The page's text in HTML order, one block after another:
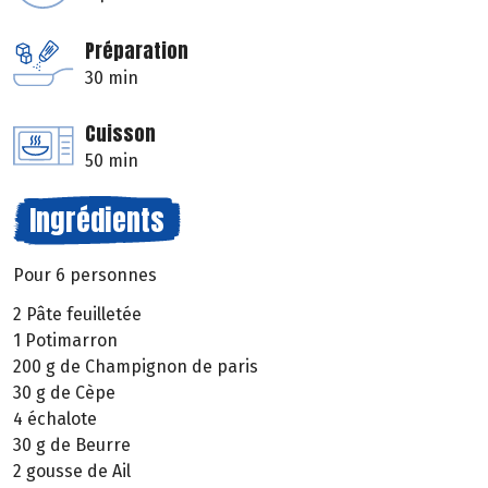
Préparation
30 min
Cuisson
50 min
Ingrédients
Pour 6 personnes
2 Pâte feuilletée
1 Potimarron
200 g de Champignon de paris
30 g de Cèpe
4 échalote
30 g de Beurre
2 gousse de Ail